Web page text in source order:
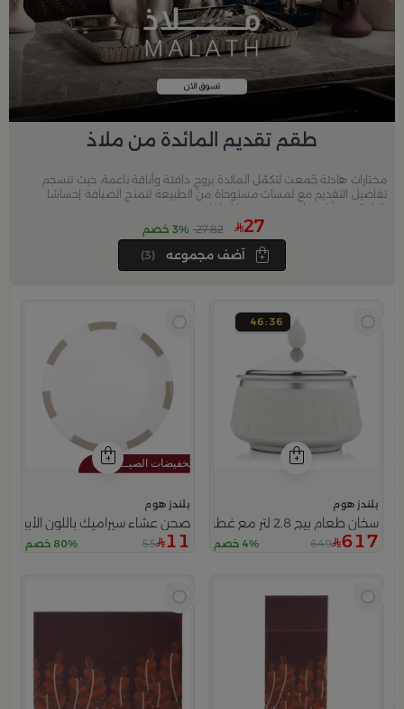
طقم تقديم المائدة من ملاذ
مختارات هادئة جُمعت لتكمّل المائدة بروحٍ دافئة وأناقة ناعمة، حيث تنسجم
تفاصيل التقديم مع لمسات مستوحاة من الطبيعة لتمنح الضيافة إحساسًا
بالراحة وذوقًا ينساب بهدوء في كل لقاء.
27
27.82 3% خصم
(3)
46 35
بلندز هوم
سخان طعام بيج 2.8 لتر مع غطاء فضي من ملاذ
617
649 4% خصم
بلندز هوم
صحن عشاء سيراميك باللون الأبيض و
11
55 80% خصم